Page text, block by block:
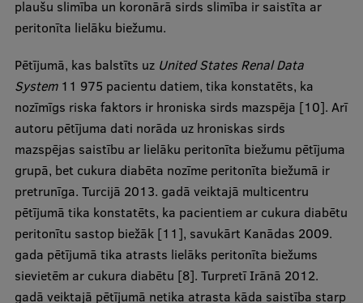
plaušu slimība un koronārā sirds slimība ir saistīta ar
peritonīta lielāku biežumu.
Pētījumā, kas balstīts uz United States Renal Data
System11 975 pacientu datiem, tika konstatēts, ka
nozīmīgs riska faktors ir hroniska sirds mazspēja [10]. Arī
autoru pētījuma dati norāda uz hroniskas sirds
mazspējas saistību ar lielāku peritonīta biežumu pētījuma
grupā, bet cukura diabēta nozīme peritonīta biežumā ir
pretrunīga. Turcijā 2013. gadā veiktajā multicentru
pētījumā tika konstatēts, ka pacientiem ar cukura diabētu
peritonītu sastop biežāk [11], savukārt Kanādas 2009.
gada pētījumā tika atrasts lielāks peritonīta biežums
sievietēm ar cukura diabētu [8]. Turpretī Irānā 2012.
gadā veiktajā pētījumā netika atrasta kāda saistība starp